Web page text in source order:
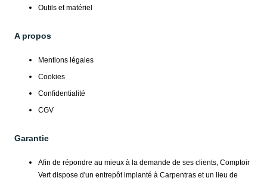
Outils et matériel
A propos
Mentions légales
Cookies
Confidentialité
CGV
Garantie
Afin de répondre au mieux à la demande de ses clients, Comptoir
Vert dispose d'un entrepôt implanté à Carpentras et un lieu de